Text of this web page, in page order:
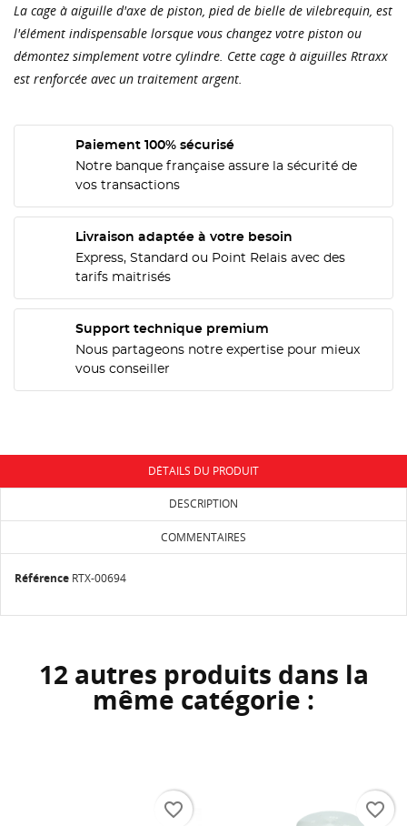
La cage à aiguille d'axe de piston, pied de bielle de vilebrequin, est
l'élément indispensable lorsque vous changez votre piston ou
démontez simplement votre cylindre. Cette cage à aiguilles Rtraxx
est renforcée avec un traitement argent.
Paiement 100% sécurisé
Notre banque française assure la sécurité de
vos transactions
Livraison adaptée à votre besoin
Express, Standard ou Point Relais avec des
tarifs maitrisés
Support technique premium
Nous partageons notre expertise pour mieux
vous conseiller
DÉTAILS DU PRODUIT
DESCRIPTION
COMMENTAIRES
Référence RTX-00694
12 autres produits dans la
même catégorie :
favorite_border favorite_border
add_circle_outline Créer une nouvelle liste
CRÉER UNE LISTE D'ENVIES
NOM DE LA LISTE D'ENVIES
CONNEXION
Annuler